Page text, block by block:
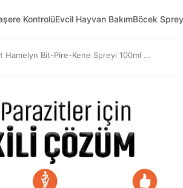
KontrolüEvcil Hayvan BakımBöcek
Hamelyn Bit-Pire-Kene Spreyi 100ml ...